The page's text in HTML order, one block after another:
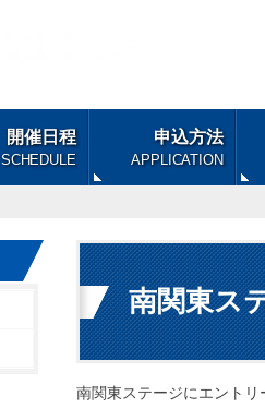
開催日程
SCHEDULE
申込方法
APPLICATION
南関東ス
南関東ステージにエント